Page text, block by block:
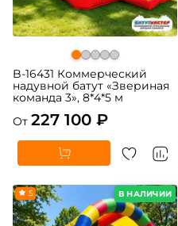
B-16431 Коммерческий
надувной батут «Звериная
команда 3», 8*4*5 м
От 227 100 ₽
В НАЛИЧИИ
5